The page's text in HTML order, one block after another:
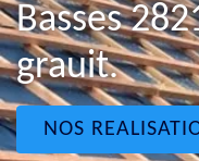
Basses
grauit.
NOS